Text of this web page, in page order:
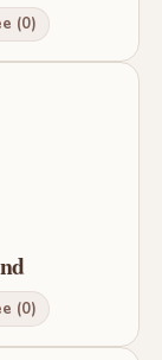
(0)
(0)